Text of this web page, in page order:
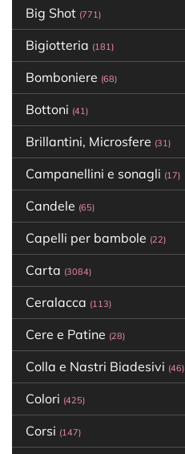
Big Shot (771)
Bigiotteria (181)
Bomboniere (68)
Bottoni (41)
Brillantini, Microsfere (31)
Campanellini e sonagli (17)
Candele (65)
Capelli per bambole (22)
Carta (3084)
Ceralacca (113)
Cere e Patine (28)
Colla e Nastri Biadesivi (46)
Colori (425)
Corsi (147)